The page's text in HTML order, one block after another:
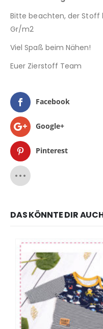
Bitte beachten, der Stoff
Gr/m2
Viel Spaß beim Nähen!
Euer Zierstoff Team
Facebook
Google+
Pinterest
DAS KÖNNTE DIR